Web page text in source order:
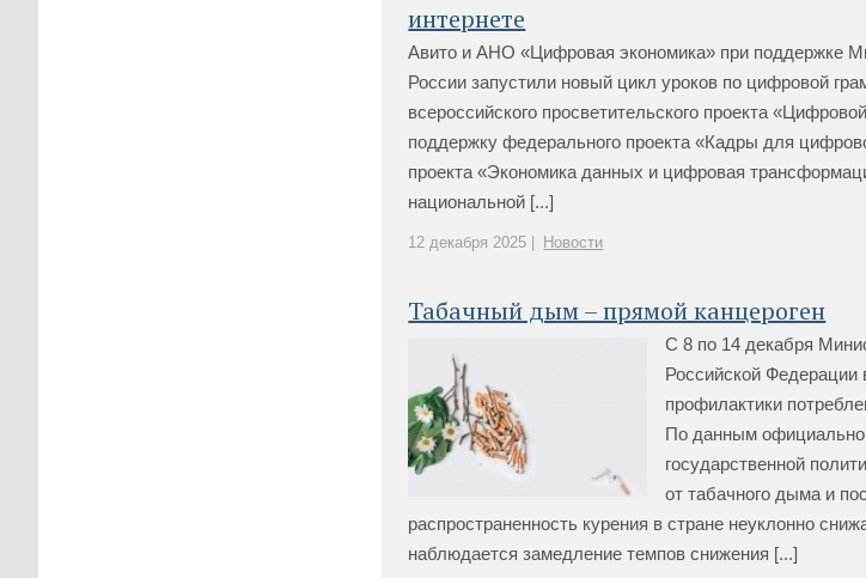
интернете
Авито и АНО «Цифровая экономика» при поддержке
России запустили новый цикл уроков по цифровой
всероссийского просветительского проекта
поддержку федерального проекта «Кадры для
проекта «Экономика данных и цифровая
национальной [...]
12 декабря 2025 | Новости
Табачный дым – прямой канцероген
С 8 по 14 декабря
Российской Федерации
профилактики
По данным
государственной
от табачного дыма и
распространенность курения в стране неуклонно
наблюдается замедление темпов снижения [...]